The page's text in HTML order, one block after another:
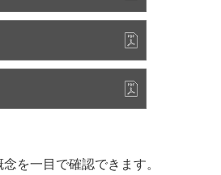
を一目で確認できます。